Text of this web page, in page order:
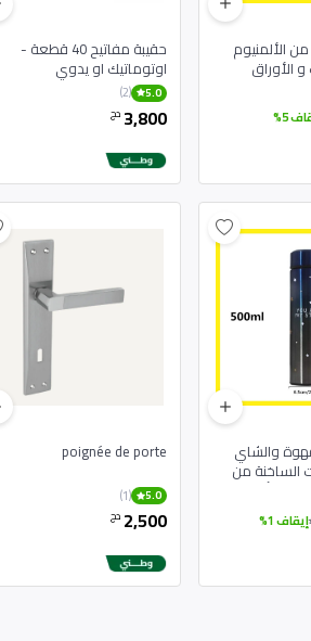
الألمنيوم
الأوراق
5%
حقيبة مفاتيح 40 قطعة -
اوتوماتيك او يدوي
5.0
(2)
3,800 دج
والشاي
الساخنة من
للصدأ
إيقاف 1%
poignée de porte
5.0
(1)
2,500 دج